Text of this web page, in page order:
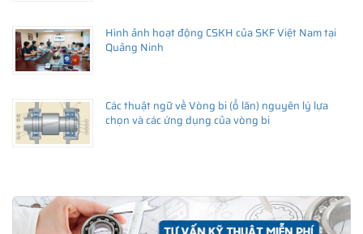
Hình ảnh hoạt động CSKH của SKF Việt Nam tại
Quảng Ninh
Các thuật ngữ về Vòng bi (ổ lăn) nguyên lý lựa
chọn và các ứng dụng của vòng bi